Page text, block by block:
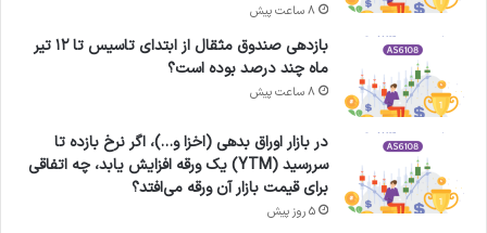
8 ساعت پیش
بازدهی صندوق مثقال از ابتدای تاسیس تا ۱۲ تیر
ماه چند درصد بوده است؟
8 ساعت پیش
در بازار اوراق بدهی (اخزا و…)، اگر نرخ بازده تا
سررسید (YTM) یک ورقه افزایش یابد، چه اتفاقی
برای قیمت بازار آن ورقه می‌افتد؟
5 روز پیش